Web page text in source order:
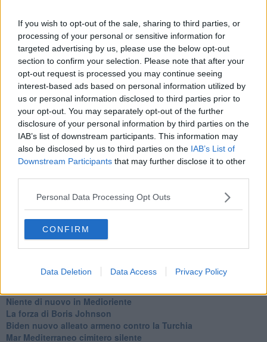
If you wish to opt-out of the sale, sharing to third parties, or
processing of your personal or sensitive information for
targeted advertising by us, please use the below opt-out
section to confirm your selection. Please note that after your
opt-out request is processed you may continue seeing
interest-based ads based on personal information utilized by
us or personal information disclosed to third parties prior to
your opt-out. You may separately opt-out of the further
disclosure of your personal information by third parties on the
IAB’s list of downstream participants. This information may
also be disclosed by us to third parties on the IAB’s List of
Downstream Participants that may further disclose it to other
Personal Data Processing Opt Outs
CONFIRM
Data Deletion Data Access Privacy Policy
Crisi Corona, crisi Johnson, problemi post Brexit
Capitol Hill un anno dopo
Desmond Tutu "la voce dei senza voce"
Natale da incubo per Boris Johnson
La questione Ucraina
Cipro, un ponte dove si mischiano le culture
Una vigilia di Natale per un nuovo Rais
La questione israelo-palestinese ignorata dal G20
Erdogan continua a sfidare l'Occidente
Libano, collasso economico e guerra civile
Johnson, da Trump a Biden alla Brexit
L'AUKUS e il Quad
Biden, primo presidente USA non in guerra
Papa Bergoglio vedrà Viktor Orbán
Bennet, un giorno in attesa di Biden
​La lenta agonia del Libano
Sudafrica, è allarme alimentare
Usa di nuovo al centro della geopolitica internazionale
La farsa delle elezioni in Siria
In Medioriente non ci sono favole, solo realtà
Niente di nuovo in Medioriente
La forza di Boris Johnson
Biden nuovo alleato armeno contro la Turchia
Mar Mediterraneo cimitero silente